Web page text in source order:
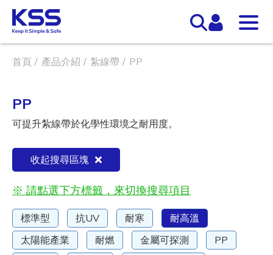
首頁 產品介紹 紮線帶 PP
PP
可提升紮線帶於化學性環境之耐用度。
收起搜尋區塊
※ 請點選下方標籤，來切換搜尋項目
標準型 抗UV 耐寒
耐高溫
太陽能產業
耐燃 金屬可探測
PP